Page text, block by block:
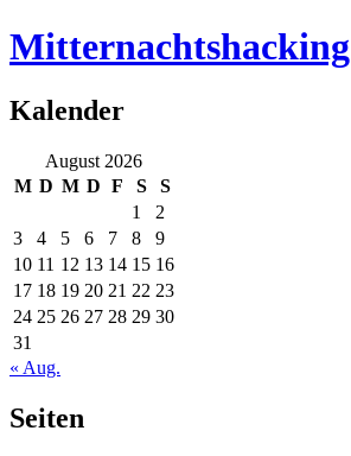
Mitternachtshacking
Kalender
August 2026
M D M D F S
S
1
2
3
4 5 6 7 8
9
10 11 12 13 14 15 16
17 18 19 20 21 22 23
24 25 26 27 28 29 30
31
« Aug.
Seiten